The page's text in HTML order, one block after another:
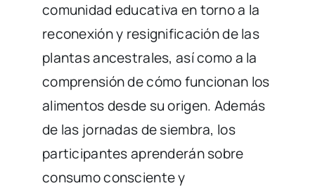
comunidad educativa en torno a la
reconexión y resignificación de las
plantas ancestrales, así como a la
comprensión de cómo funcionan los
alimentos desde su origen. Además
de las jornadas de siembra, los
participantes aprenderán sobre
consumo consciente y